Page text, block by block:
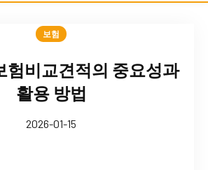
보험
험비교견적의 중요성과
활용 방법
2026-01-15